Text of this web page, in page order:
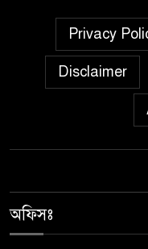
Privacy
Disclaimer
অফিসঃ